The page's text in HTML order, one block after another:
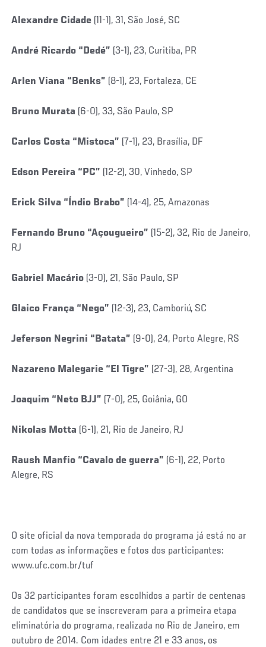
Alexandre Cidade (11-1), 31, São José, SC
André Ricardo “Dedé” (3-1), 23, Curitiba, PR
Arlen Viana “Benks” (8-1), 23, Fortaleza, CE
Bruno Murata (6-0), 33, São Paulo, SP
Carlos Costa “Mistoca” (7-1), 23, Brasília, DF
Edson Pereira “PC” (12-2), 30, Vinhedo, SP
Erick Silva “Índio Brabo” (14-4), 25, Amazonas
Fernando Bruno “Açougueiro” (15-2), 32, Rio de Janeiro,
RJ
Gabriel Macário (3-0), 21, São Paulo, SP
Glaico França “Nego” (12-3), 23, Camboriú, SC
Jeferson Negrini “Batata” (9-0), 24, Porto Alegre, RS
Nazareno Malegarie “El Tigre” (27-3), 28, Argentina
Joaquim “Neto BJJ” (7-0), 25, Goiânia, GO
Nikolas Motta (6-1), 21, Rio de Janeiro, RJ
Raush Manfio “Cavalo de guerra” (6-1), 22, Porto
Alegre, RS
O site oficial da nova temporada do programa já está no ar
com todas as informações e fotos dos participantes:
www.ufc.com.br/tuf
Os 32 participantes foram escolhidos a partir de centenas
de candidatos que se inscreveram para a primeira etapa
eliminatória do programa, realizada no Rio de Janeiro, em
outubro de 2014. Com idades entre 21 e 33 anos, os